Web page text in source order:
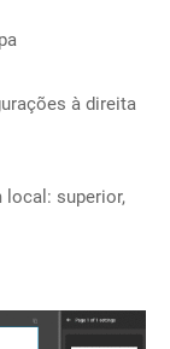
à direita
local: superior,